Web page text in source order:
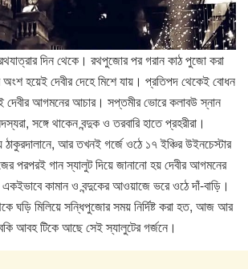
দিন থেকে। রথপুজোর পর গরান কাঠ পুজো করা
অংশ হয়েই দেবীর দেহে মিশে যায়। প্রতিপদ থেকেই বোধন
আগমনের আচার। সপ্তমীর ভোরে কলাবউ স্নান
সঙ্গে থাকেন বন্দুক ও তরবারি হাতে প্রহরীরা।
আর তখনই গর্জে ওঠে ১৭ ইঞ্চির উইনচেস্টার
পরপরই গান স্যালুট দিয়ে জানানো হয় দেবীর আগমনের
কামান ও বন্দুকের আওয়াজে ভরে ওঠে দাঁ-বাড়ি।
ঘড়ি মিলিয়ে সন্ধিপুজোর সময় নির্দিষ্ট করা হত, আজ আর
আবহ টিকে আছে সেই স্যালুটের গর্জনে।